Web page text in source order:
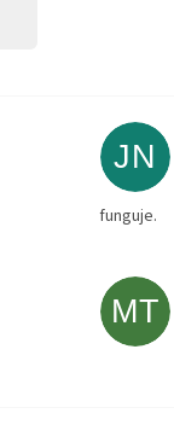
JN
funguje.
MT